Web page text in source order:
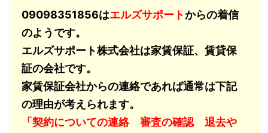
09098351856はエルズサポートからの着信
のようです。
エルズサポート株式会社は家賃保証、賃貸保
証の会社です。
家賃保証会社からの連絡であれば通常は下記
の理由が考えられます。
「契約についての連絡 審査の確認 退去や